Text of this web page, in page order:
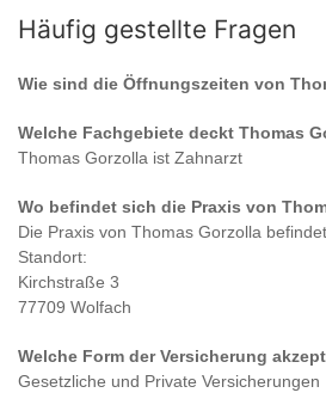
Häufig gestellte Fragen
Wie sind die Öffnungszeiten von
Welche Fachgebiete deckt Thomas
Thomas Gorzolla ist Zahnarzt
Wo befindet sich die Praxis von
Die Praxis von Thomas Gorzolla
Standort:
Kirchstraße 3
77709 Wolfach
Welche Form der Versicherung
Gesetzliche und Private Versicherungen